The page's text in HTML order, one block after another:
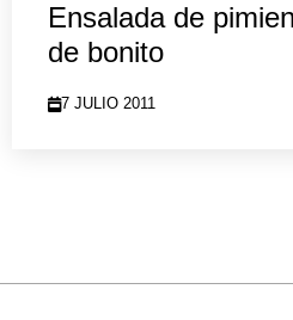
Ensalada de
de bonito
7 JULIO 2011